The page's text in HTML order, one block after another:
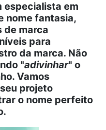
especialista em
nome fantasia,
de marca
para
da marca. Não
"adivinhar" o
Vamos
projeto
o nome perfeito